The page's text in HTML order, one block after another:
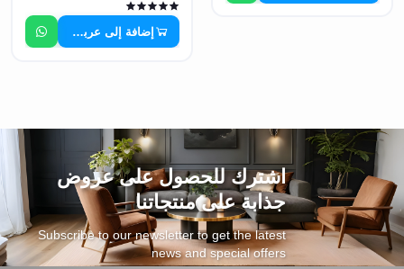
إضافة إلى عربة التسوق
اشترك للحصول على عروض
جذابة على منتجاتنا
Subscribe to our newsletter to get the latest
news and special offers